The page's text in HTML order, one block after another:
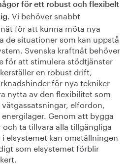
för ett robust och flexibelt
. Vi behöver snabbt
för att kunna möta nya
de situationer som kan uppstå
Svenska kraftnät behöver
för att stimulera stödtjänster
en robust drift,
för nya tekniker
nytta av den flexibilitet som
elfordon,
Genom att bygga
ta tillvara alla tillgängliga
elsystemet kan omställningen
som elsystemet förblir